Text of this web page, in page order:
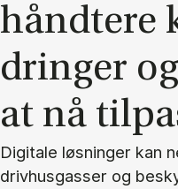
hånd­te­re
drin­ger
at nå
Digitale løsninger kan
drivhusgasser og